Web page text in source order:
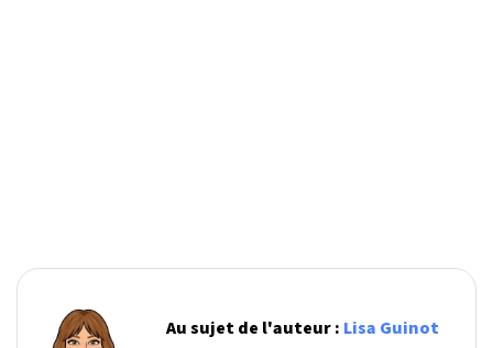
Au sujet de l'auteur : Lisa Guinot